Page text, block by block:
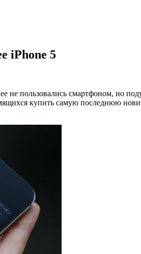
iPhone 5
не пользовались смартфоном, но
купить самую последнюю